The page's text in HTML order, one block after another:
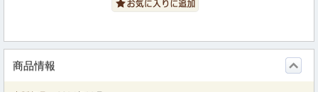
商品情報